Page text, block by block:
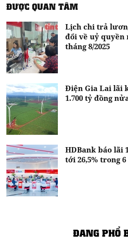
ĐƯỢC QUAN TÂM
Lịch chi trả
đổi về uỷ
tháng 8/2025
Điện Gia Lai lãi
1.700 tỷ đồng
HDBank báo lãi
tới 26,5% trong
ĐANG PHỔ